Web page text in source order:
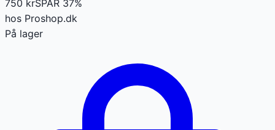
750 krSPAR 37%
hos Proshop.dk
På lager